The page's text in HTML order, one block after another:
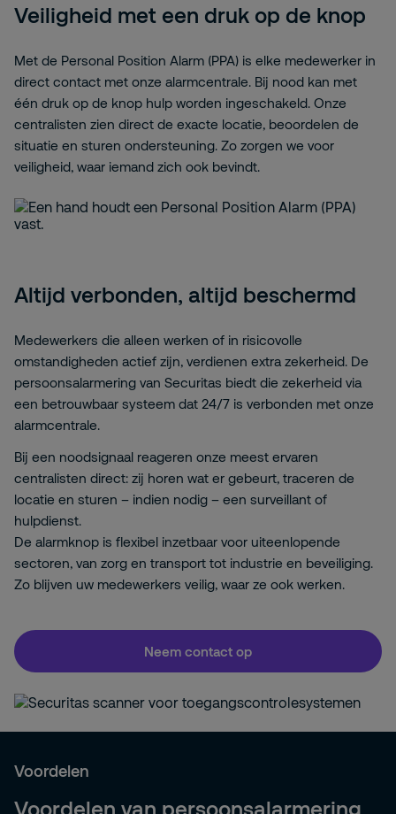
Veiligheid met een druk op de knop
Met de Personal Position Alarm (PPA) is elke medewerker in
direct contact met onze alarmcentrale. Bij nood kan met
één druk op de knop hulp worden ingeschakeld. Onze
centralisten zien direct de exacte locatie, beoordelen de
situatie en sturen ondersteuning. Zo zorgen we voor
veiligheid, waar iemand zich ook bevindt.
Altijd verbonden, altijd beschermd
Medewerkers die alleen werken of in risicovolle
omstandigheden actief zijn, verdienen extra zekerheid. De
persoonsalarmering van Securitas biedt die zekerheid via
een betrouwbaar systeem dat 24/7 is verbonden met onze
alarmcentrale.
Bij een noodsignaal reageren onze meest ervaren
centralisten direct: zij horen wat er gebeurt, traceren de
locatie en sturen – indien nodig – een surveillant of
hulpdienst.
De alarmknop is flexibel inzetbaar voor uiteenlopende
sectoren, van zorg en transport tot industrie en beveiliging.
Zo blijven uw medewerkers veilig, waar ze ook werken.
Neem contact op
Voordelen
Voordelen van persoonsalarmering